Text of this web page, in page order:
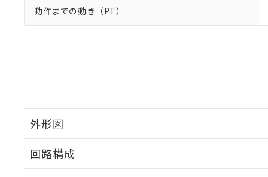
動作までの動き（PT）
外形図
回路構成